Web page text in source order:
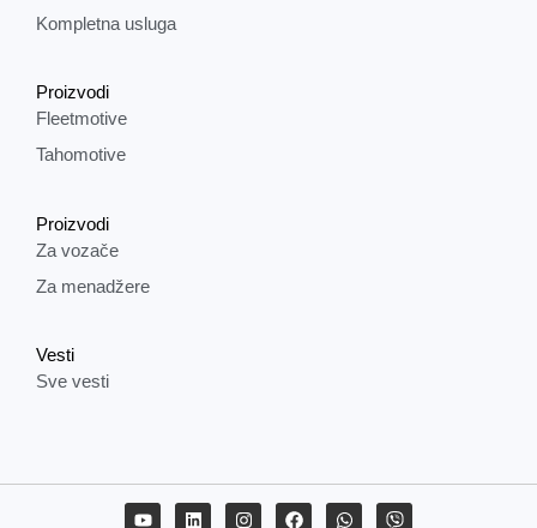
Kompletna usluga
Proizvodi
Fleetmotive
Tahomotive
Proizvodi
Za vozače
Za menadžere
Vesti
Sve vesti